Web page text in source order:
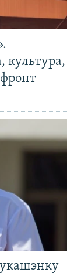
культура,